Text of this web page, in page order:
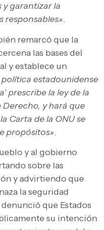
garantizar la
responsables».
remarcó que la
las bases del
y establece un
política estadounidense
prescribe la ley de la
Derecho, y hará que
Carta de la ONU se
propósitos».
y al gobierno
sobre las
y advirtiendo que
la seguridad
que Estados
su intención